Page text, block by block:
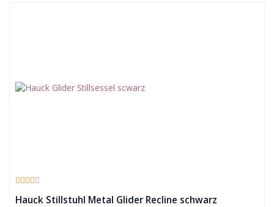
Hauck Stillstuhl Metal Glider Recline schwarz